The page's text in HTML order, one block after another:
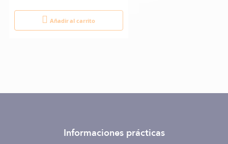
Añadir al carrito
Informaciones prácticas